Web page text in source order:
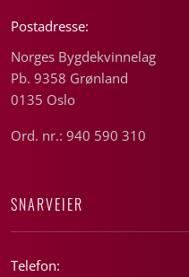
Postadresse:
Norges Bygdekvinnelag
Pb. 9358 Grønland
0135 Oslo
Ord. nr.: 940 590 310
SNARVEIER
Telefon: